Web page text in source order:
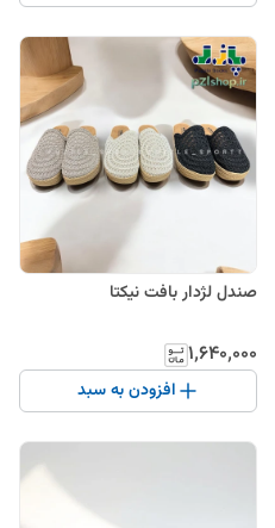
صندل لژدار بافت نیکتا
۱٬۶۴۰٬۰۰۰
افزودن به سبد